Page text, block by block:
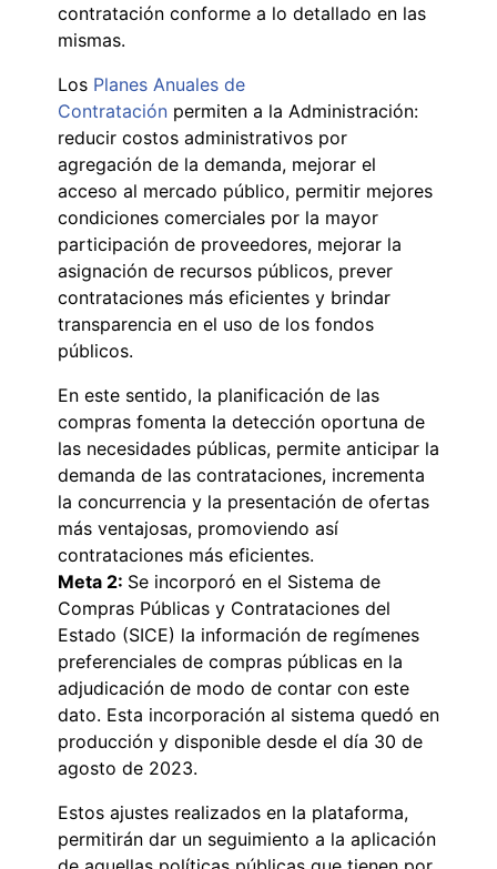
contratación conforme a lo detallado en las
mismas.
Los Planes Anuales de
Contratación permiten a la Administración:
reducir costos administrativos por
agregación de la demanda, mejorar el
acceso al mercado público, permitir mejores
condiciones comerciales por la mayor
participación de proveedores, mejorar la
asignación de recursos públicos, prever
contrataciones más eficientes y brindar
transparencia en el uso de los fondos
públicos.
En este sentido, la planificación de las
compras fomenta la detección oportuna de
las necesidades públicas, permite anticipar la
demanda de las contrataciones, incrementa
la concurrencia y la presentación de ofertas
más ventajosas, promoviendo así
contrataciones más eficientes.
Meta 2: Se incorporó en el Sistema de
Compras Públicas y Contrataciones del
Estado (SICE) la información de regímenes
preferenciales de compras públicas en la
adjudicación de modo de contar con este
dato. Esta incorporación al sistema quedó en
producción y disponible desde el día 30 de
agosto de 2023.
Estos ajustes realizados en la plataforma,
permitirán dar un seguimiento a la aplicación